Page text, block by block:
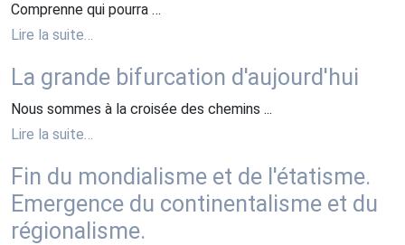
Comprenne qui pourra …
Lire la suite…
La grande bifurcation d'aujourd'hui
Nous sommes à la croisée des chemins ...
Lire la suite…
Fin du mondialisme et de l'étatisme.
Emergence du continentalisme et du
régionalisme.